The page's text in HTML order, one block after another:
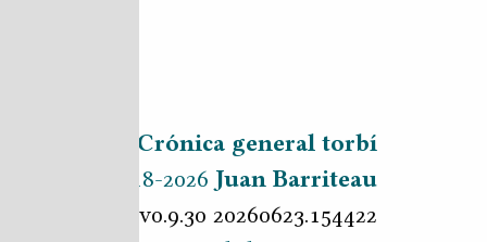
Crónica general torbí
2018-2026 Juan Barriteau
v0.9.30 20260623.154422